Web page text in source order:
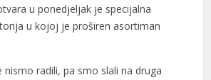
u ponedjeljak je specijalna
u kojoj je proširen asortiman
nismo radili, pa smo slali na druga